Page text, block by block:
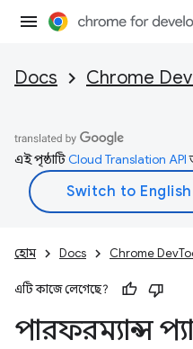
Docs Chrome
এই পৃষ্ঠাটিCloud Translation API
হোম Docs Chrome
এটি কাজে লেগেছে?
পারফরম্যান্স